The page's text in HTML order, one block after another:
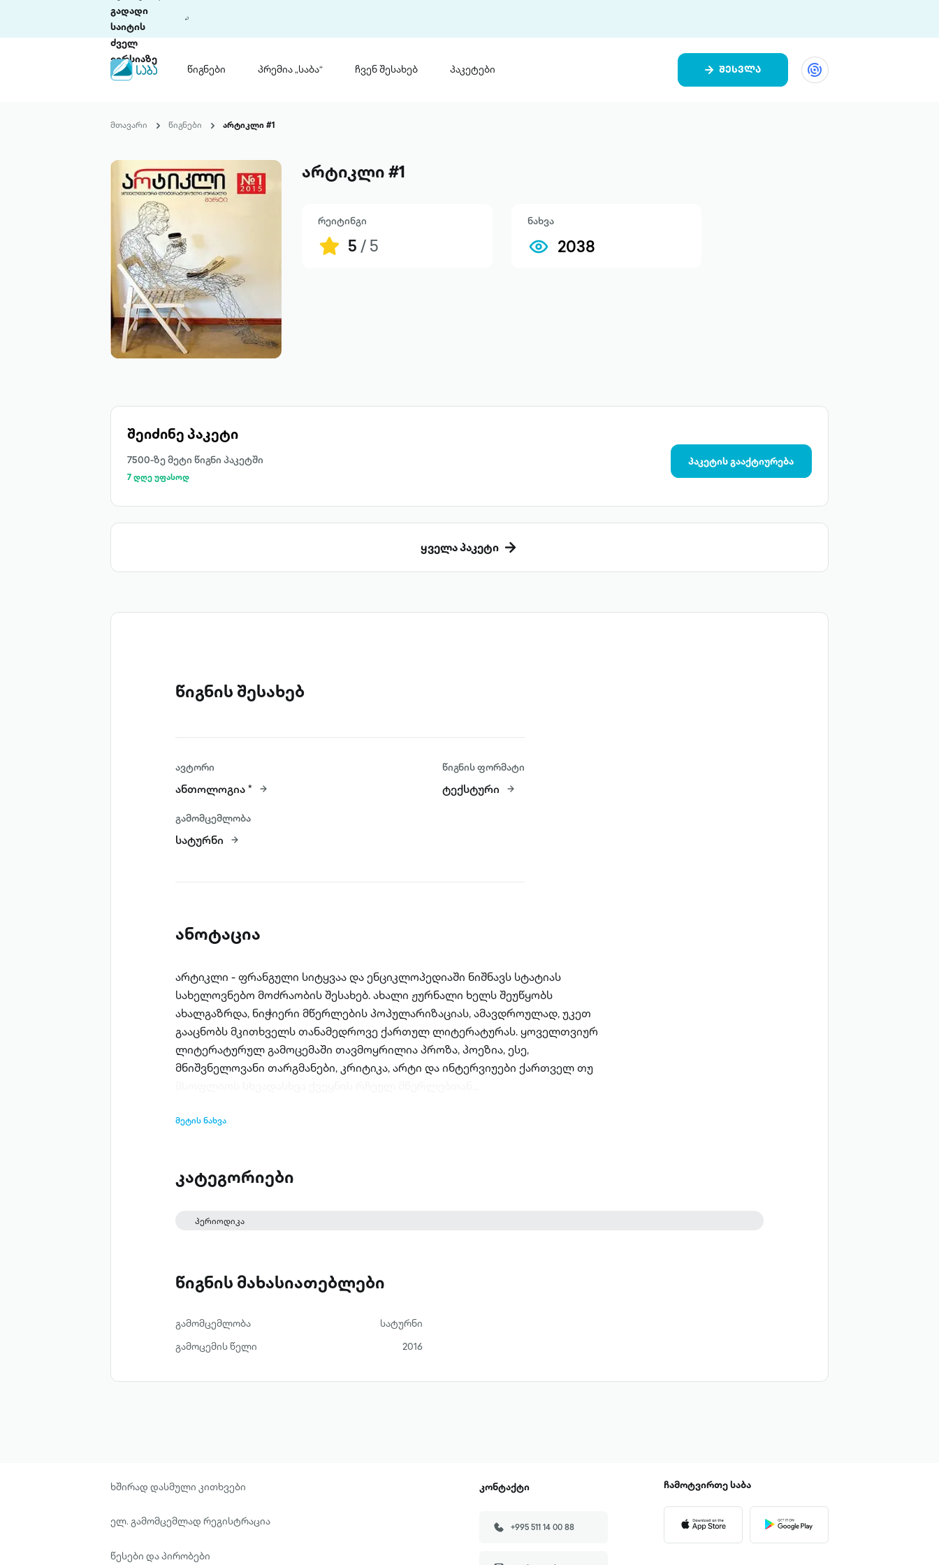
გადადი
საიტის
ძველ
ვერსიაზე
წიგნები პრემია „საბა“
ლიტერატურული პრემია „საბა“
წესდება
საკონკურსო განაცხადი
ჩვენ შესახებ პაკეტები შესვლა
ჩვენ შესახებ
პაკეტები
მთავარი წიგნები არტიკლი #1
არტიკლი #1
რეიტინგი
5/ 5
ნახვა
2038
შეიძინე პაკეტი
7500-ზე მეტი წიგნი პაკეტში
7 დღე უფასოდ
პაკეტის გააქტიურება
ყველა პაკეტი
წიგნის შესახებ
ავტორი
ანთოლოგია *
გამომცემლობა
სატურნი
წიგნის ფორმატი
ტექსტური
ანოტაცია
არტიკლი - ფრანგული სიტყვაა და ენციკლოპედიაში ნიშნავს სტატიას
სახელოვნებო მოძრაობის შესახებ. ახალი ჟურნალი ხელს შეუწყობს
ახალგაზრდა, ნიჭიერი მწერლების პოპულარიზაციას, ამავდროულად, უკეთ
გააცნობს მკითხველს თანამედროვე ქართულ ლიტერატურას. ყოველთვიურ
ლიტერატურულ გამოცემაში თავმოყრილია პროზა, პოეზია, ესე,
მნიშვნელოვანი თარგმანები, კრიტიკა, არტი და ინტერვიუები ქართველ თუ
მეტის ნახვა
კატეგორიები
პერიოდიკა
წიგნის მახასიათებლები
გამომცემლობა
სატურნი
გამოცემის წელი
2016
ხშირად დასმული კითხვები
ელ. გამომცემლად რეგისტრაცია
წესები და პირობები
კონტაქტი
+995 511 14 00 88
ჩამოტვირთესაბა